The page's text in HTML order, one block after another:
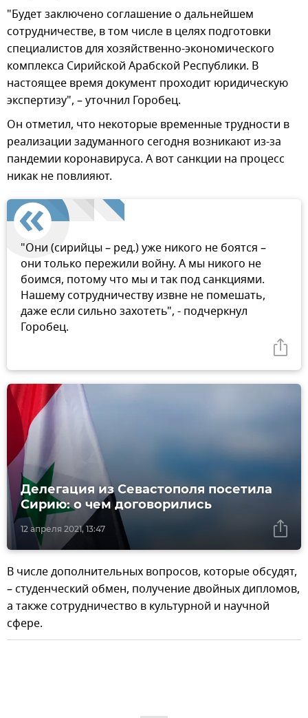
"Будет заключено соглашение о дальнейшем
сотрудничестве, в том числе в целях подготовки
специалистов для хозяйственно-экономического
комплекса Сирийской Арабской Республики. В
настоящее время документ проходит юридическую
экспертизу", – уточнил Горобец.
Он отметил, что некоторые временные трудности в
реализации задуманного сегодня возникают из-за
пандемии коронавируса. А вот санкции на процесс
никак не повлияют.
"Они (сирийцы – ред.) уже никого не боятся –
они только пережили войну. А мы никого не
боимся, потому что мы и так под санкциями.
Нашему сотрудничеству извне не помешать,
даже если сильно захотеть", - подчеркнул
Горобец.
12 апреля 2021, 13:47
Делегация из Севастополя посетила
Сирию: о чем договорились
В числе дополнительных вопросов, которые обсудят,
– студенческий обмен, получение двойных дипломов,
а также сотрудничество в культурной и научной
сфере.